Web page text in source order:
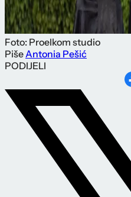
Foto: Proelkom studio
PišeAntonia Pešić
PODIJELI